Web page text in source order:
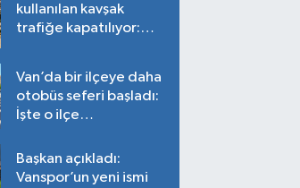
kullanılan kavşak
trafiğe kapatılıyor:
Van’da bir ilçeye daha
otobüs seferi başladı:
İşte o ilçe…
Başkan açıkladı:
Vanspor’un yeni ismi